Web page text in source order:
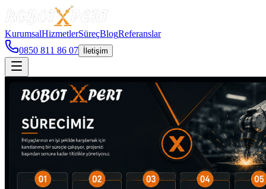
KurumsalHizmetlerSüreçBlogReferanslar
0850 811 86 07
İletişim